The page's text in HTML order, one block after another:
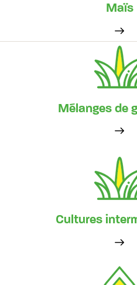
Maïs
Mélanges de
Cultures